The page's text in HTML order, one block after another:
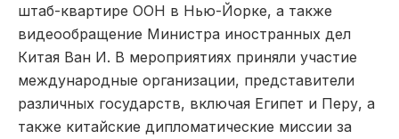
штаб-квартире ООН в Нью-Йорке, а также
видеообращение Министра иностранных дел
Китая Ван И. В мероприятиях приняли участие
международные организации, представители
различных государств, включая Египет и Перу, а
также китайские дипломатические миссии за